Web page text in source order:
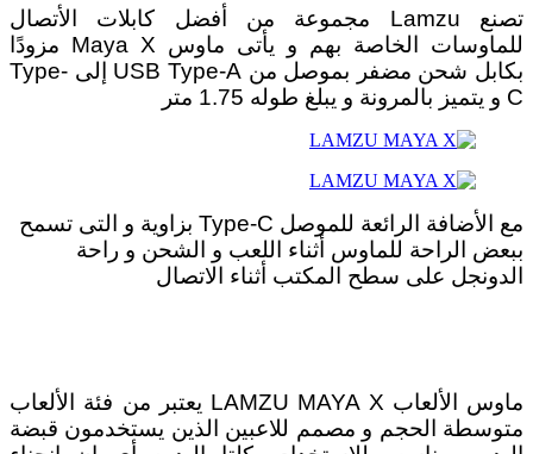
تصنع Lamzu مجموعة من أفضل كابلات الأتصال
للماوسات الخاصة بهم و يأتى ماوس Maya X مزودًا
بكابل شحن مضفر بموصل من USB Type-A إلى Type-
C و يتميز بالمرونة و يبلغ طوله 1.75 متر
مع الأضافة الرائعة للموصل Type-C بزاوية و التى تسمح
ببعض الراحة للماوس أثناء اللعب و الشحن و راحة
الدونجل على سطح المكتب أثناء الاتصال
ماوس الألعاب LAMZU MAYA X يعتبر من فئة الألعاب
متوسطة الحجم و مصمم للاعبين الذين يستخدمون قبضة